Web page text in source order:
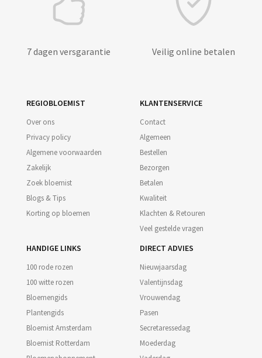
7 dagen versgarantie Veilig online betalen
REGIOBLOEMIST
Over ons
Privacy policy
Algemene voorwaarden
Zakelijk
Zoek bloemist
Blogs & Tips
Korting op bloemen
KLANTENSERVICE
Contact
Algemeen
Bestellen
Bezorgen
Betalen
Kwaliteit
Klachten & Retouren
Veel gestelde vragen
HANDIGE LINKS
100 rode rozen
100 witte rozen
Bloemengids
Plantengids
Bloemist Amsterdam
Bloemist Rotterdam
DIRECT ADVIES
Nieuwjaarsdag
Valentijnsdag
Vrouwendag
Pasen
Secretaressedag
Moederdag